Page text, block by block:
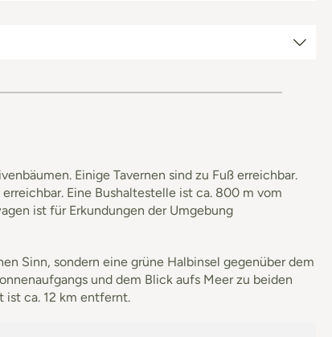
Einige Tavernen sind zu Fuß erreichbar.
Eine Bushaltestelle ist ca. 800 m vom
ist für Erkundungen der Umgebung
Sinn, sondern eine grüne Halbinsel gegenüber dem
und dem Blick aufs Meer zu beiden
ist ca. 12 km entfernt.